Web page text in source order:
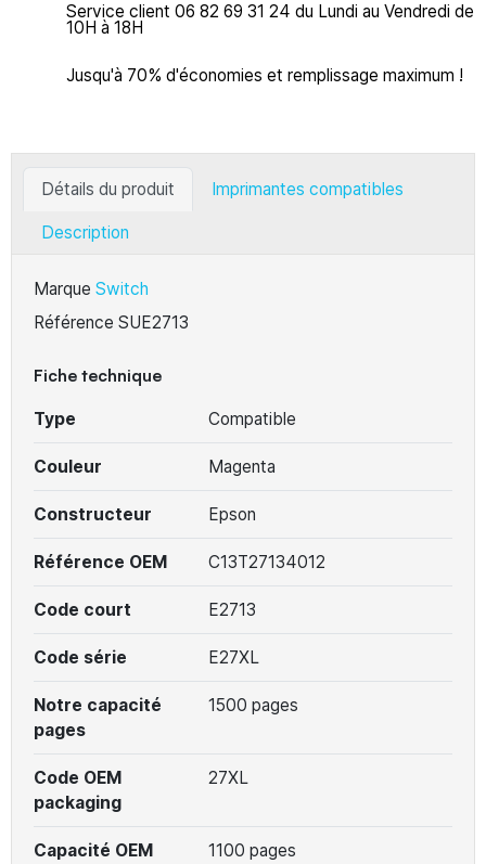
Service client 06 82 69 31 24 du Lundi au Vendredi de
10H à 18H
Jusqu'à 70% d'économies et remplissage maximum !
Détails du produit Imprimantes compatibles
Description
Marque Switch
Référence SUE2713
Fiche technique
Type Compatible
Couleur Magenta
Constructeur Epson
Référence OEM C13T27134012
Code court E2713
Code série E27XL
Notre capacité
pages
1500 pages
Code OEM
packaging
27XL
Capacité OEM
1100 pages